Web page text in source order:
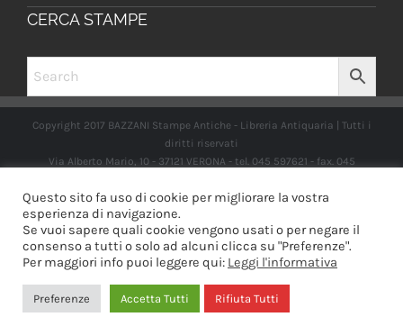
CERCA STAMPE
Copyright 2017 BAZZANI Stampe Antiche - Libreria Antiquaria | Tutti i
diritti riservati
Via Alberto Mario, 10 - 37121 VERONA - tel. 045 597621 - fax. 045
IT03989970235
FacebookInstagram
Questo sito fa uso di cookie per migliorare la vostra
esperienza di navigazione.
Se vuoi sapere quali cookie vengono usati o per negare il
consenso a tutti o solo ad alcuni clicca su "Preferenze".
Per maggiori info puoi leggere qui: Leggi l'informativa
Preferenze Accetta Tutti Rifiuta Tutti